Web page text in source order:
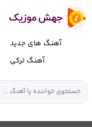
آهنگ های جدید
آهنگ ترکی